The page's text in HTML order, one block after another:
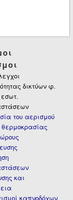
δικτύων φ.
του αερισμού
θερμοκρασίας
και
καπνοδόχων